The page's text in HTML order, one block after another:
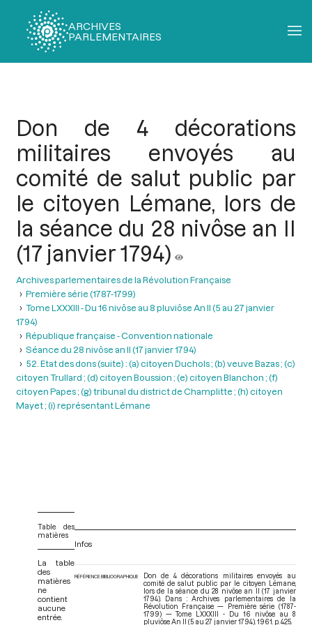
ARCHIVES
PARLEMENTAIRES
Don de 4 décorations
militaires envoyés au
comité de salut public par
le citoyen Lémane, lors de
la séance du 28 nivôse an II
(17 janvier 1794)
Archives parlementaires de la Révolution Française
Première série (1787-1799)
Tome LXXXIII - Du 16 nivôse au 8 pluviôse An II (5 au 27 janvier
1794)
République française - Convention nationale
Séance du 28 nivôse an II (17 janvier 1794)
52. Etat des dons (suite) : (a) citoyen Duchols ; (b) veuve Bazas ; (c)
citoyen Trullard ; (d) citoyen Boussion ; (e) citoyen Blanchon ; (f)
citoyen Papes ; (g) tribunal du district de Champlitte ; (h) citoyen
Mayet ; (i) représentant Lémane
Table des
matières
La table
des
matières
ne
contient
aucune
entrée.
Infos
RÉFÉRENCE BIBLIOGRAPHIQUE
Don de 4 décorations militaires envoyés au
comité de salut public par le citoyen Lémane,
lors de la séance du 28 nivôse an II (17 janvier
1794). Dans : Archives parlementaires de la
Révolution Française — Première série (1787-
1799) — Tome LXXXIII - Du 16 nivôse au 8
pluviôse An II (5 au 27 janvier 1794). 1961. p. 425.